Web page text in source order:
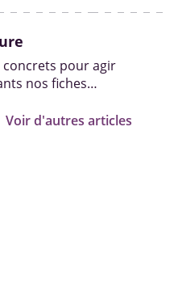
concrets pour agir
nos fiches
Voir d'autres articles